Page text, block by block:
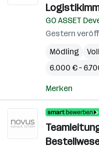
GO ASSET
Gestern
Mödling
6.000 € –
Merken